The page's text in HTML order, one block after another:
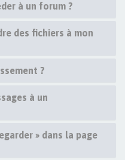
à un forum ?
des fichiers à mon
?
à un
» dans la page